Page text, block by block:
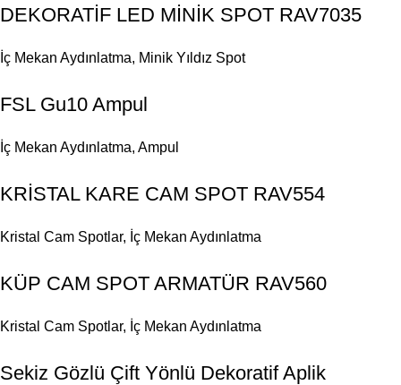
DEKORATİF LED MİNİK SPOT RAV7035
İç Mekan Aydınlatma, Minik Yıldız Spot
FSL Gu10 Ampul
İç Mekan Aydınlatma, Ampul
KRİSTAL KARE CAM SPOT RAV554
Kristal Cam Spotlar, İç Mekan Aydınlatma
KÜP CAM SPOT ARMATÜR RAV560
Kristal Cam Spotlar, İç Mekan Aydınlatma
Sekiz Gözlü Çift Yönlü Dekoratif Aplik